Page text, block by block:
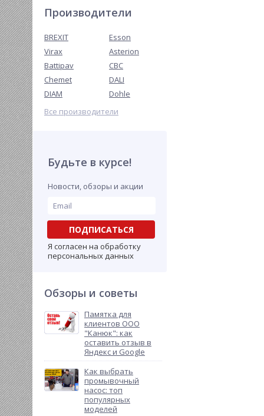
Производители
BREXIT
Esson
Virax
Asterion
Battipav
CBC
Chemet
DALI
DIAM
Dohle
Все производители
Будьте в курсе!
Новости, обзоры и акции
ПОДПИСАТЬСЯ
Я согласен на обработку
персональных данных
Обзоры и советы
Памятка для
клиентов ООО
"Канюк": как
оставить отзыв в
Яндекс и Google
Как выбрать
промывочный
насос: топ
популярных
моделей